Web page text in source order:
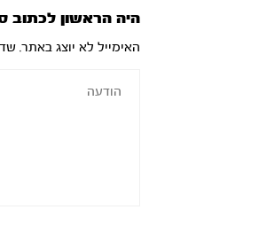
היה הראשון לכתוב
האימייל לא יוצג באתר.